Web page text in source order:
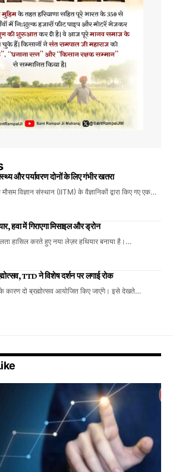
और पर्यावरण दोनों के लिए गंभीर खतरा
विज्ञान संस्थान (IITM) के वैज्ञानिकों द्वारा किए गए एक…
हवा में गिराएगा मिसाइल और ड्रोन
हासिल करते हुए नया लेज़र हथियार बनाया है।…
TTD ने विशेष दर्शन पर लगाई रोक
कारण दो ब्रह्मोत्सव आयोजित किए जाएंगे। इसे देखते…